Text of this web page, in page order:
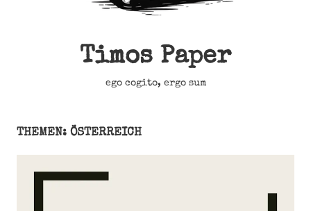
Timos Paper
ego cogito, ergo sum
THEMEN: ÖSTERREICH